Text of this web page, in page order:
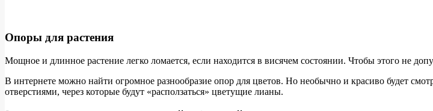
Опоры для растения
Мощное и длинное растение легко ломается, если находится в висячем состоянии. Чтобы этого не
В интернете можно найти огромное разнообразие опор для цветов. Но необычно и красиво будет
отверстиями, через которые будут «расползаться» цветущие лианы.